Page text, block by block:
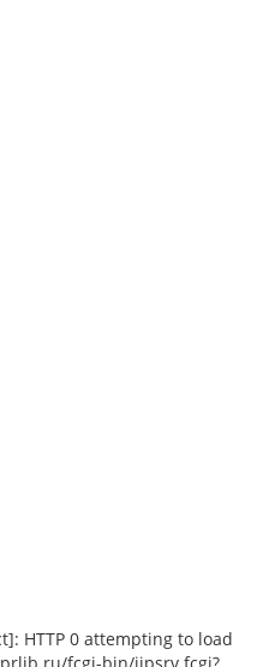
HTTP 0 attempting to load